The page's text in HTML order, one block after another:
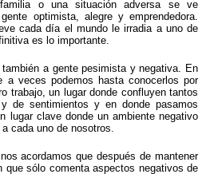
o una situación adversa se ve
optimista, alegre y emprendedora.
cada día el mundo le irradia a uno de
es lo importante.
a gente pesimista y negativa. En
a veces podemos hasta conocerlos por
trabajo, un lugar donde confluyen tantos
de sentimientos y en donde pasamos
lugar clave donde un ambiente negativo
cada uno de nosotros.
acordamos que después de mantener
que sólo comenta aspectos negativos de